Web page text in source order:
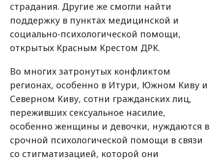
страдания. Другие же смогли найти
поддержку в пунктах медицинской и
социально-психологической помощи,
открытых Красным Крестом ДРК.
Во многих затронутых конфликтом
регионах, особенно в Итури, Южном Киву и
Северном Киву, сотни гражданских лиц,
переживших сексуальное насилие,
особенно женщины и девочки, нуждаются в
срочной психологической помощи в связи
со стигматизацией, которой они